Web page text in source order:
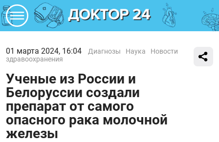
01 марта 2024, 16:04 Диагнозы Наука
Новости
здравоохранения
Ученые из России и
Белоруссии создали
препарат от самого
опасного рака молочной
железы